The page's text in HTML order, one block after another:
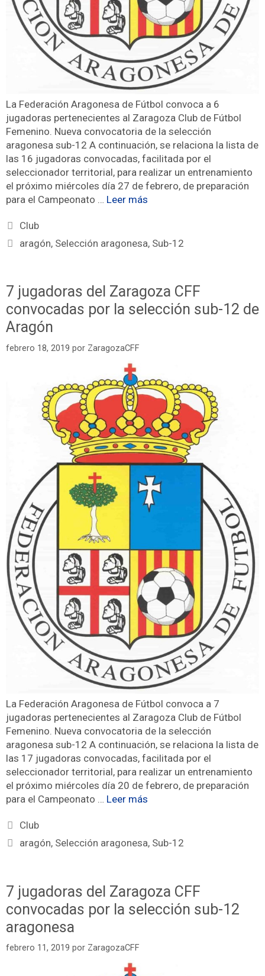
La Federación Aragonesa de Fútbol convoca a 6
jugadoras pertenecientes al Zaragoza Club de Fútbol
Femenino. Nueva convocatoria de la selección
aragonesa sub-12 A continuación, se relaciona la lista de
las 16 jugadoras convocadas, facilitada por el
seleccionador territorial, para realizar un entrenamiento
el próximo miércoles día 27 de febrero, de preparación
para el Campeonato … Leer más
Club
aragón, Selección aragonesa, Sub-12
7 jugadoras del Zaragoza CFF
convocadas por la selección sub-12 de
Aragón
febrero 18, 2019 por ZaragozaCFF
La Federación Aragonesa de Fútbol convoca a 7
jugadoras pertenecientes al Zaragoza Club de Fútbol
Femenino. Nueva convocatoria de la selección
aragonesa sub-12 A continuación, se relaciona la lista de
las 17 jugadoras convocadas, facilitada por el
seleccionador territorial, para realizar un entrenamiento
el próximo miércoles día 20 de febrero, de preparación
para el Campeonato … Leer más
Club
aragón, Selección aragonesa, Sub-12
7 jugadoras del Zaragoza CFF
convocadas por la selección sub-12
aragonesa
febrero 11, 2019 por ZaragozaCFF